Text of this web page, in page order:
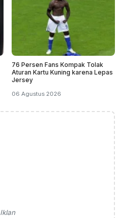
76 Persen Fans Kompak Tolak
Aturan Kartu Kuning karena Lepas
Jersey
06 Agustus 2026
Iklan